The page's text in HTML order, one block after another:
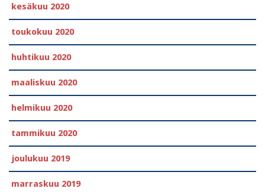
kesäkuu 2020
toukokuu 2020
huhtikuu 2020
maaliskuu 2020
helmikuu 2020
tammikuu 2020
joulukuu 2019
marraskuu 2019